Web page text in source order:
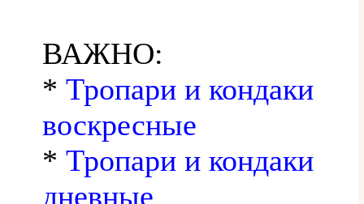
ВАЖНО:
* Тропари и кондаки
воскресные
* Тропари и кондаки
дневные